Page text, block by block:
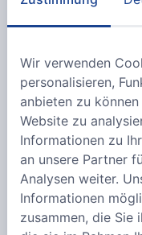
Ware innerhalb
Liefertermin das
rechtzeitig
den Kunden
Bei Verzug des
Ablauf der von
Nachfrist vom
Ware bis zum
gemeldet ist. Die
schriftlichen
Wir verwenden
personalisieren,
anbieten zu
Website zu
Informationen zu
an unsere Partner
Analysen weiter.
Informationen
zusammen, die Sie